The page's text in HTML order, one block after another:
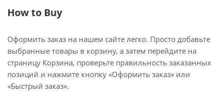
How to Buy
Оформить заказ на нашем сайте легко. Просто добавьте
выбранные товары в корзину, а затем перейдите на
страницу Корзина, проверьте правильность заказанных
позиций и нажмите кнопку «Оформить заказ» или
«Быстрый заказ».